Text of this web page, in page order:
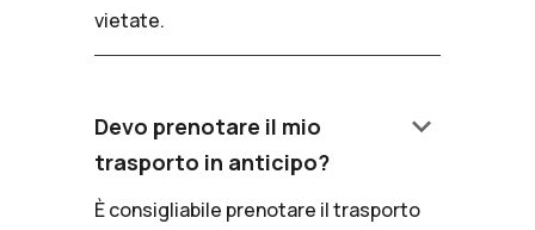
vietate.
Devo prenotare il mio
trasporto in anticipo?
keyboard_arrow_down
È consigliabile prenotare il trasporto